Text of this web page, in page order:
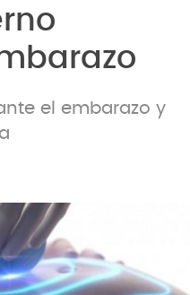
el embarazo y